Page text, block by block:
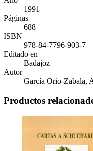
1991
Páginas
688
ISBN
978-84-7796-903-7
Editado en
Badajoz
Autor
García Orio-Zabala,
Productos